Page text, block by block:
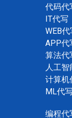
代码代
IT代写
WEB代
APP代
算法代
人工智
计算机
ML代写
编程代